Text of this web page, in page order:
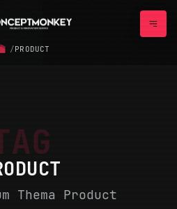
/PRODUCT
Thema Product